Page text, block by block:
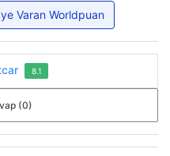
Varan Worldpuan
8.1
(0)